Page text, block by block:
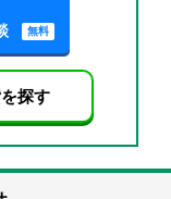
無料
探す